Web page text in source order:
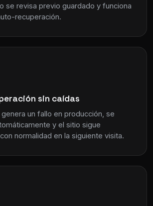
se revisa previo guardado y funciona
recuperación.
sin caídas
un fallo en producción, se
y el sitio sigue
normalidad en la siguiente visita.